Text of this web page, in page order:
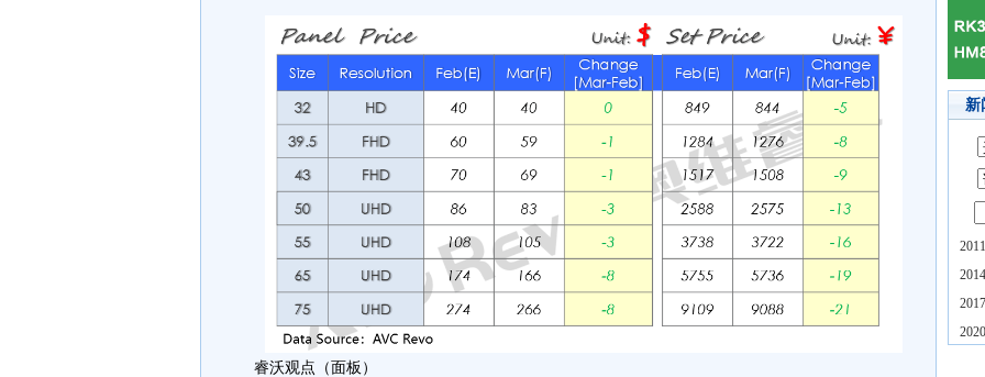
睿沃观点（面板）
新